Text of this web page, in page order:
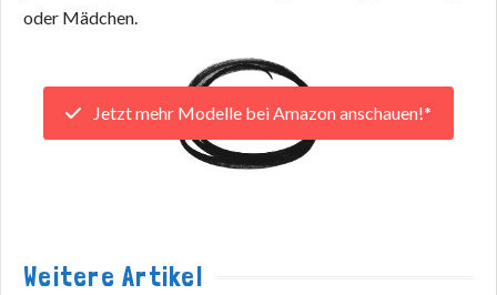
oder Mädchen.
Jetzt mehr Modelle bei Amazon anschauen!*
Weitere Artikel